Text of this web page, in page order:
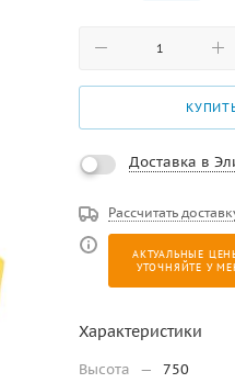
Доставка в
Рассчитать
АКТУАЛЬНЫЕ
УТОЧНЯЙТЕ У
Характеристики
Высота —
750